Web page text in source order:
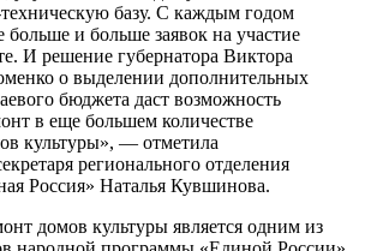
базу. С каждым годом
и больше заявок на участие
И решение губернатора Виктора
о выделении дополнительных
бюджета даст возможность
в еще большем количестве
культуры», — отметила
регионального отделения
Россия» Наталья Кувшинова.
домов культуры является одним из